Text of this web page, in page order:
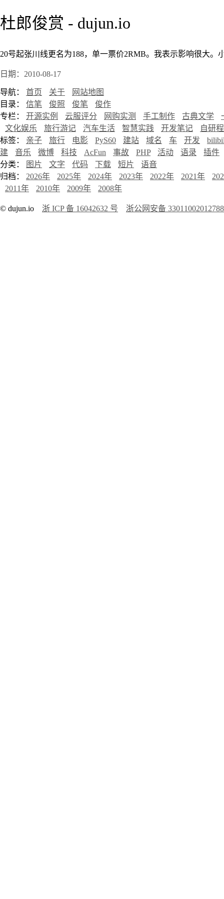
杜郎俊赏 - dujun.io
20号起张川线更名为188，单一票价2RMB。我表示影响很大。
日期：2010-08-17
导航： 首页 关于
网站地图
目录： 信笔 俊照 俊笔
俊作
专栏： 开源实例 云服评分 网购实测 手工制作 古典文学
文化娱乐
旅行游记 汽车生活 智慧实践 开发笔记
自研
标签： 亲子 旅行 电影 PyS60 建站 域名 车 开发
建
音乐 微博 科技 AcFun 事故 PHP 活动 语录
插件
分类：
图片 文字 代码 下载 短片
语音
归档： 2026年 2025年 2024年 2023年 2022年 2021年
2011年
2010年 2009年 2008年
© dujun.io 浙 ICP 备 16042632 号 浙公网安备